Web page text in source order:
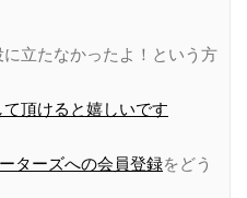
立たなかったよ！という方
頂けると嬉しいです
ターズへの会員登録をどう